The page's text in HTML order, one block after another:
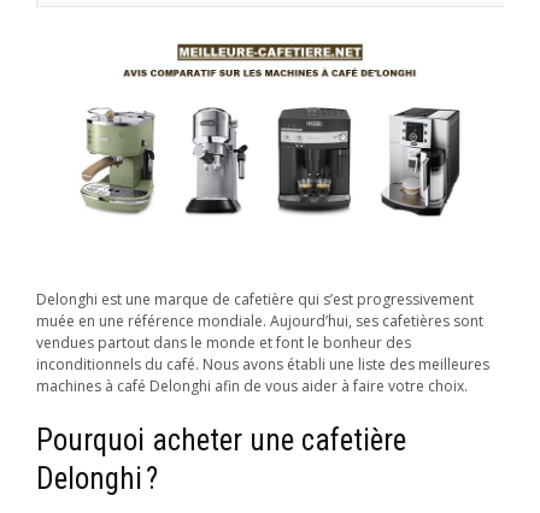
Delonghi est une marque de cafetière qui s’est progressivement
muée en une référence mondiale. Aujourd’hui, ses cafetières sont
vendues partout dans le monde et font le bonheur des
inconditionnels du café. Nous avons établi une liste des meilleures
machines à café Delonghi afin de vous aider à faire votre choix.
Pourquoi acheter une cafetière
Delonghi ?